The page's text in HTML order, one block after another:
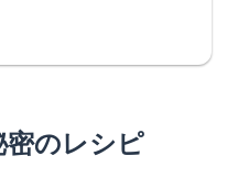
のレシピ